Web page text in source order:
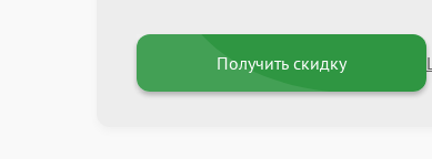
Получить скидку